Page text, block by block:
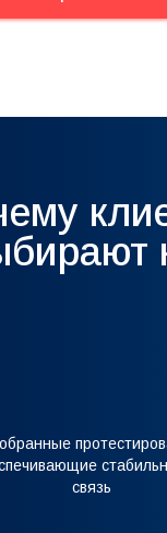
связь